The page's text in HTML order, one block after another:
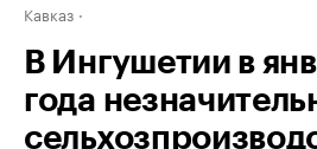
Кавказ
В Ингушетии в
года